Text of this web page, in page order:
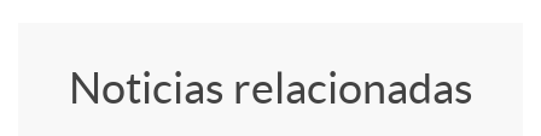
s
Noticias relacionadas